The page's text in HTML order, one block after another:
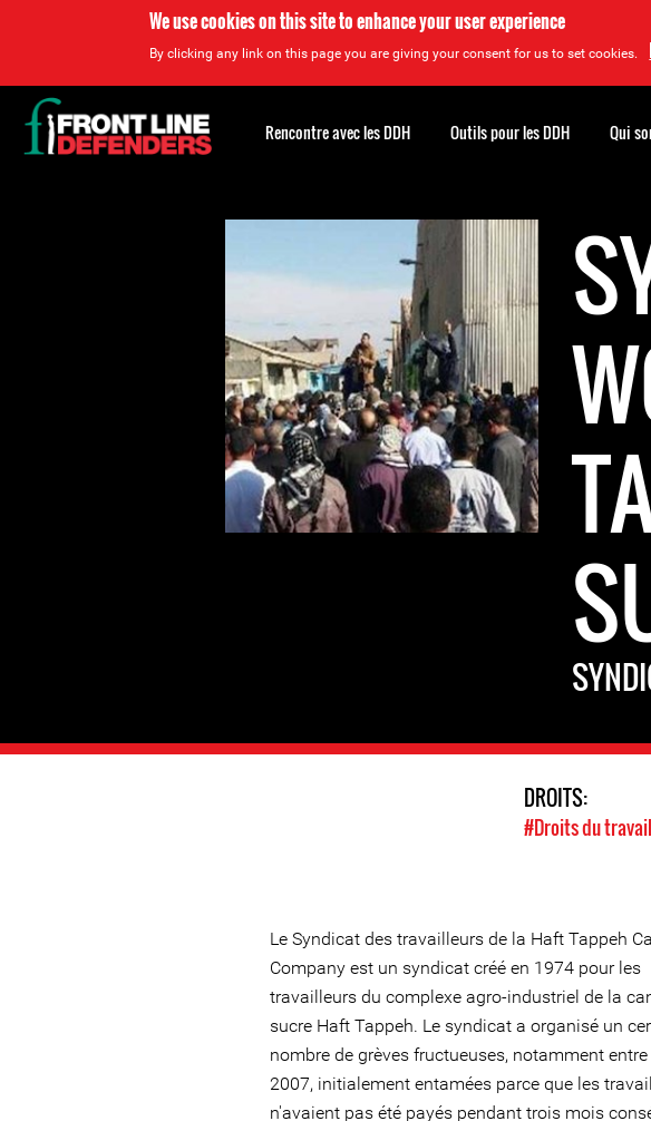
We use cookies on this site to enhance your user experience
By clicking any link on this page you are giving your consent for us to set cookies.
DROITS:
#Droits du travail
Le Syndicat des travailleurs de la Haft Tappeh
Company est un syndicat créé en 1974 pour les
travailleurs du complexe agro-industriel de la
sucre Haft Tappeh. Le syndicat a organisé un
nombre de grèves fructueuses, notamment
2007, initialement entamées parce que les
n'avaient pas été payés pendant trois mois
Back
to
top
Rencontre avec les DDH Outils pour les DDH Qui